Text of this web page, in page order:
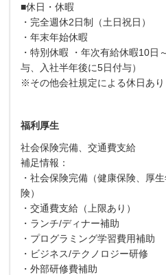
■休日・休暇
・完全週休2日制（土日祝日）
・年末年始休暇
・特別休暇 ・年次有給休暇10日
与、入社半年後に5日付与）
※その他会社規定による休日あり
福利厚生
社会保険完備、交通費支給
補足情報：
・社会保険完備（健康保険、厚
険）
・交通費支給（上限あり）
・ランチ/ディナー補助
・プログラミング学習費用補助
・ビジネス/テクノロジー研修
・外部研修費補助